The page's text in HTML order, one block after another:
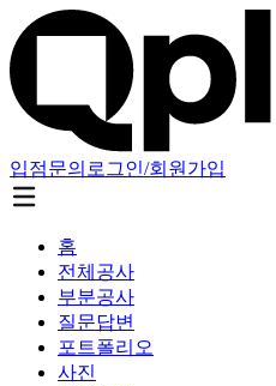
입점문의 로그인/회원가입
홈
전체공사
부분공사
질문답변
포트폴리오
사진